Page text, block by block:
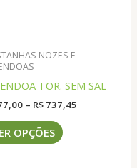
NOZES E
TOR. SEM SAL
– R$ 737,45
OPÇÕES produto